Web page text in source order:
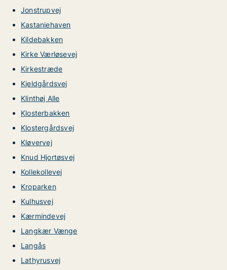
Jonstrupvej
Kastaniehaven
Kildebakken
Kirke Værløsevej
Kirkestræde
Kjeldgårdsvej
Klinthøj Alle
Klosterbakken
Klostergårdsvej
Kløvervej
Knud Hjortøsvej
Kollekollevej
Kroparken
Kulhusvej
Kærmindevej
Langkær Vænge
Langås
Lathyrusvej